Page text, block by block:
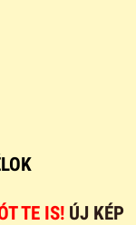
TE IS! ÚJ KÉP